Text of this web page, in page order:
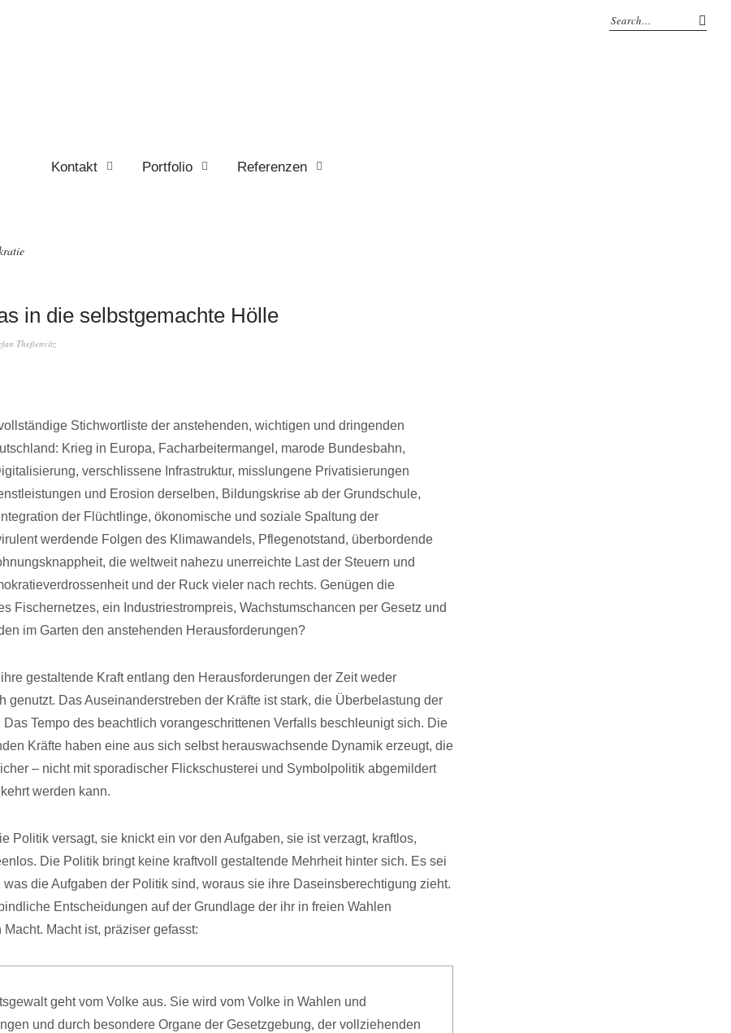
Kontakt Portfolio Referenzen
in die selbstgemachte Hölle
Theßenvitz
Stichwortliste der anstehenden, wichtigen und dringenden
Krieg in Europa, Facharbeitermangel, marode Bundesbahn,
verschlissene Infrastruktur, misslungene Privatisierungen
und Erosion derselben, Bildungskrise ab der Grundschule,
der Flüchtlinge, ökonomische und soziale Spaltung der
werdende Folgen des Klimawandels, Pflegenotstand, überbordende
die weltweit nahezu unerreichte Last der Steuern und
und der Ruck vieler nach rechts. Genügen die
Fischernetzes, ein Industriestrompreis, Wachstumschancen per Gesetz und
im Garten den anstehenden Herausforderungen?
gestaltende Kraft entlang den Herausforderungen der Zeit weder
genutzt. Das Auseinanderstreben der Kräfte ist stark, die Überbelastung der
Das Tempo des beachtlich vorangeschrittenen Verfalls beschleunigt sich. Die
Kräfte haben eine aus sich selbst herauswachsende Dynamik erzeugt, die
– nicht mit sporadischer Flickschusterei und Symbolpolitik abgemildert
werden kann.
Politik versagt, sie knickt ein vor den Aufgaben, sie ist verzagt, kraftlos,
Die Politik bringt keine kraftvoll gestaltende Mehrheit hinter sich. Es sei
was die Aufgaben der Politik sind, woraus sie ihre Daseinsberechtigung zieht.
Entscheidungen auf der Grundlage der ihr in freien Wahlen
Macht ist, präziser gefasst:
geht vom Volke aus. Sie wird vom Volke in Wahlen und
und durch besondere Organe der Gesetzgebung, der vollziehenden